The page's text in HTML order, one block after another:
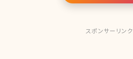
スポンサーリンク